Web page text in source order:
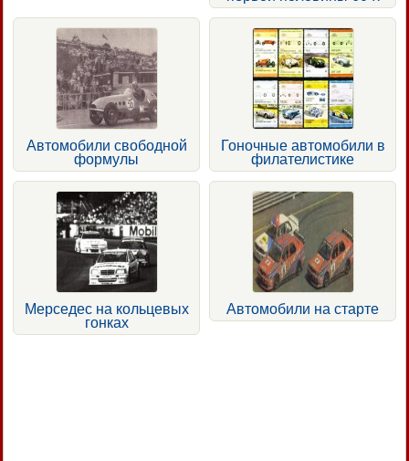
Автомобили свободной
формулы
Гоночные автомобили в
филателистике
Мерседес на кольцевых
гонках
Автомобили на старте